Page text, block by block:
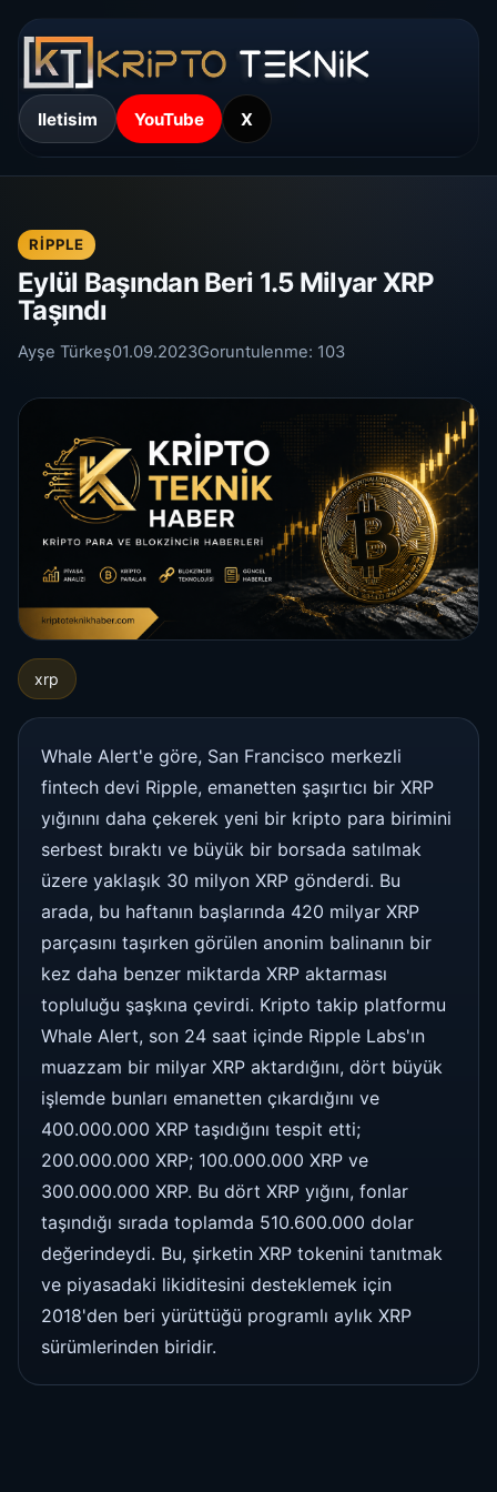
Iletisim YouTube X
RIPPLE
Eylül Başından Beri 1.5 Milyar XRP
Taşındı
Ayşe Türkeş01.09.2023Goruntulenme: 103
xrp
Whale Alert'e göre, San Francisco merkezli
fintech devi Ripple, emanetten şaşırtıcı bir XRP
yığınını daha çekerek yeni bir kripto para birimini
serbest bıraktı ve büyük bir borsada satılmak
üzere yaklaşık 30 milyon XRP gönderdi. Bu
arada, bu haftanın başlarında 420 milyar XRP
parçasını taşırken görülen anonim balinanın bir
kez daha benzer miktarda XRP aktarması
topluluğu şaşkına çevirdi. Kripto takip platformu
Whale Alert, son 24 saat içinde Ripple Labs'ın
muazzam bir milyar XRP aktardığını, dört büyük
işlemde bunları emanetten çıkardığını ve
400.000.000 XRP taşıdığını tespit etti;
200.000.000 XRP; 100.000.000 XRP ve
300.000.000 XRP. Bu dört XRP yığını, fonlar
taşındığı sırada toplamda 510.600.000 dolar
değerindeydi. Bu, şirketin XRP tokenini tanıtmak
ve piyasadaki likiditesini desteklemek için
2018'den beri yürüttüğü programlı aylık XRP
sürümlerinden biridir.